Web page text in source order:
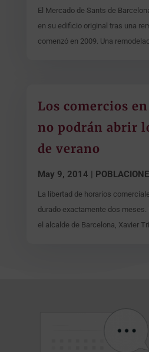
El Mercado de Sants de
en su edificio original tras una
comenzó en 2009. Una
Los comercios
no podrán abrir
de verano
May 9, 2014 |
La libertad de horarios
durado exactamente dos meses.
el alcalde de Barcelona, Xavier